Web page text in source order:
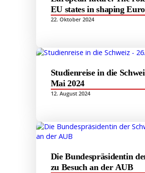
EU states in shaping
Integration
22. Oktober 2024
Studienreise in die
Mai 2024
12. August 2024
Die Bundespräsidentin
zu Besuch an der AUB